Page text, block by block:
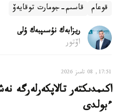
قوعام قاسىم-جومارت توقايەۆ
ريزابەك نۇسىپبەك ۇلى
اۆتور
17:51, 08 تامىز 2026
اكىمدىكتەر تالاپكەرلەرگە
ءبولدى